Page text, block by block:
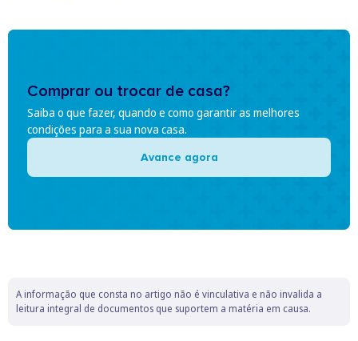
Comprar ou trocar de casa?
Saiba o que fazer, quando e como garantir as melhores
condições para a sua nova casa.
Avance agora
A informação que consta no artigo não é vinculativa e não invalida a
leitura integral de documentos que suportem a matéria em causa.